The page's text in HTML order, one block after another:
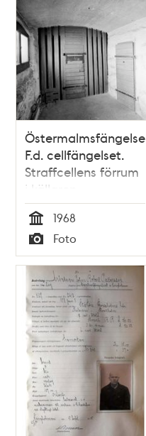
Östermalmsfängelset.
F.d. cellfängelset.
Straffcellens förrum
i källaren
Tid
1968
Typ
Foto